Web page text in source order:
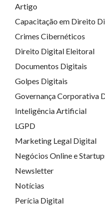
Artigo
Capacitação em Direito
Crimes Cibernéticos
Direito Digital Eleitoral
Documentos Digitais
Golpes Digitais
Governança Corporativa
Inteligência Artificial
LGPD
Marketing Legal Digital
Negócios Online e
Newsletter
Notícias
Perícia Digital